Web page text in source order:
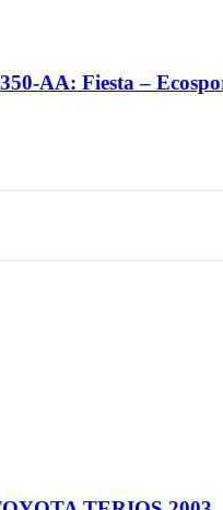
AA: Fiesta –